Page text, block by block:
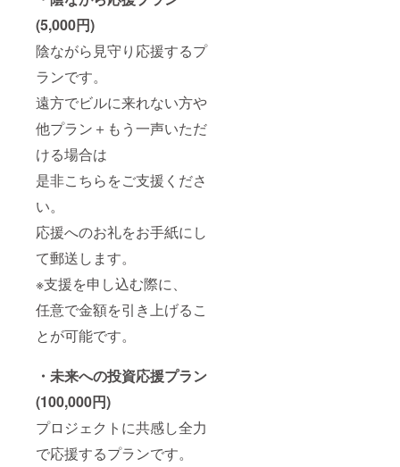
(5,000円)
陰ながら見守り応援するプ
ランです。
遠方でビルに来れない方や
他プラン＋もう一声いただ
ける場合は
是非こちらをご支援くださ
い。
応援へのお礼をお手紙にし
て郵送します。
※支援を申し込む際に、
任意で金額を引き上げるこ
とが可能です。
・未来への投資応援プラン
(100,000円)
プロジェクトに共感し全力
で応援するプランです。